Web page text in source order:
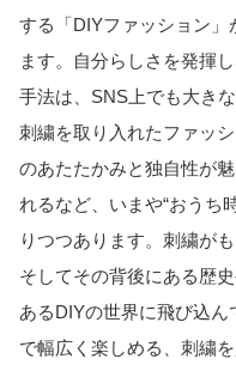
する「DIYファッション
ます。自分らしさを発揮
手法は、SNS上でも大き
刺繍を取り入れたファッ
のあたたかみと独自性が
れるなど、いまや“おうち
りつつあります。刺繍が
そしてその背後にある歴
あるDIYの世界に飛び込
で幅広く楽しめる、刺繍